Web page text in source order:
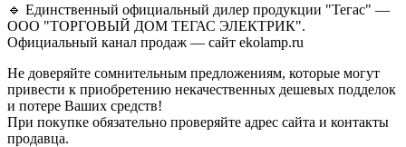
🔹 Единственный официальный дилер продукции "Тегас" —
ООО "ТОРГОВЫЙ ДОМ ТЕГАС ЭЛЕКТРИК".
Официальный канал продаж — сайт ekolamp.ru
Не доверяйте сомнительным предложениям, которые могут
привести к приобретению некачественных дешевых подделок
и потере Ваших средств!
При покупке обязательно проверяйте адрес сайта и контакты
продавца.